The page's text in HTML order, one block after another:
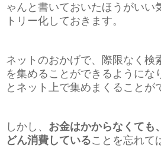
ゃんと書いておいたほうがいい
トリー化しておきます。
ネットのおかげで、際限なく検
を集めることができるようにな
とネット上で集めまくることが
しかし、 お金はかからなくても
どん消費していることを忘れて